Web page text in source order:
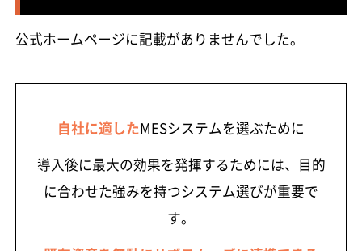
公式ホームページに記載がありませんでした。
自社に適したMESシステムを選ぶために
導入後に最大の効果を発揮するためには、目的
に合わせた強みを持つシステム選びが重要で
す。